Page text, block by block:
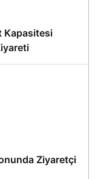
Kapasitesi
Ziyaretçi